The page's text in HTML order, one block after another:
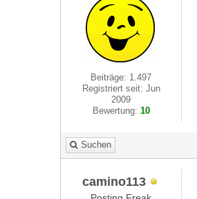
Beiträge: 1.497
Registriert seit: Jun
2009
Bewertung: 10
Suchen
camino113